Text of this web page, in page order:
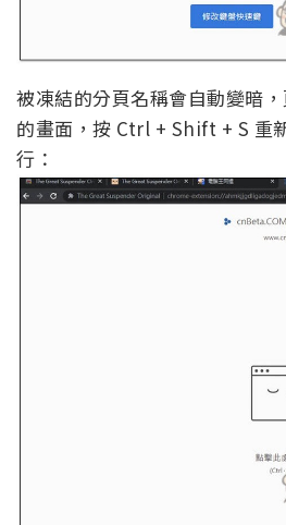
被凍結的分頁名稱會自動變暗
的畫面，按 Ctrl + Shift + S 重
行：